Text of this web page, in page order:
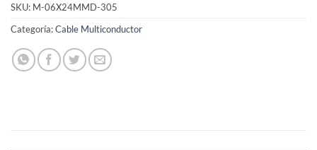
SKU: M-06X24MMD-305
Categoría:Cable Multiconductor